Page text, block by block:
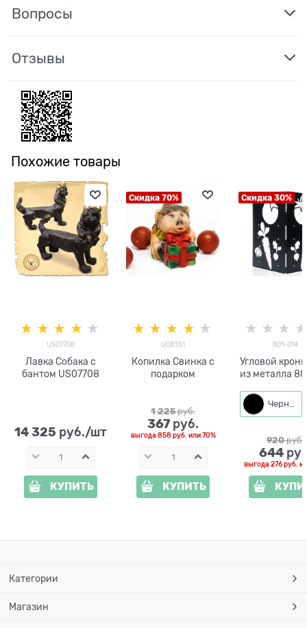
Вопросы
Отзывы
Похожие товары
US07708
Лавка Собака с
бантом US07708
14 325 руб./шт
КУПИТЬ
Скидка 70%
U08351
Копилка Свинка с
подарком
1 225 руб.
367 руб.
выгода 858 руб. или70%
КУПИТЬ
Скидка 30%
801-014
Угловой
из металла
Черный
920 руб.
644
выгода 276 руб.
Категории
Магазин